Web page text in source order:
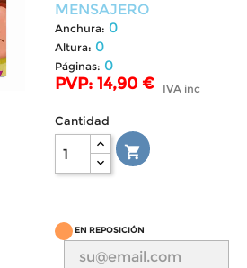
MENSAJERO
Anchura: 0
Altura: 0
Páginas: 0
PVP: 14,90 € IVA inc
Cantidad

EN REPOSICIÓN